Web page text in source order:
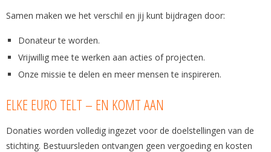
Samen maken we het verschil en jij kunt bijdragen door:
Donateur te worden.
Vrijwillig mee te werken aan acties of projecten.
Onze missie te delen en meer mensen te inspireren.
ELKE EURO TELT – EN KOMT AAN
Donaties worden volledig ingezet voor de doelstellingen van de
stichting. Bestuursleden ontvangen geen vergoeding en kosten